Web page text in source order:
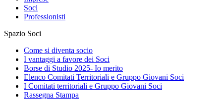
Soci
Professionisti
Spazio Soci
Come si diventa socio
I vantaggi a favore dei Soci
Borse di Studio 2025- Io merito
Elenco Comitati Territoriali e Gruppo Giovani Soci
I Comitati territoriali e Gruppo Giovani Soci
Rassegna Stampa